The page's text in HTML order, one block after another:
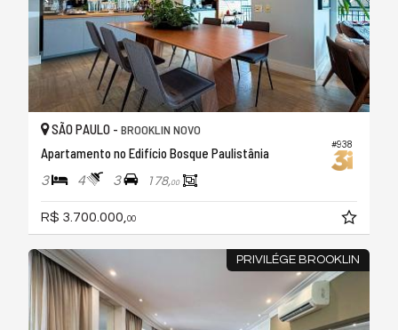
#938
SÃO PAULO - BROOKLIN NOVO
Apartamento no Edifício Bosque Paulistânia
3 4 3 178,00
R$ 3.700.000, 00
PRIVILÉGE BROOKLIN